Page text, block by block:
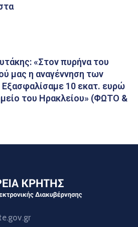
«Στον πυρήνα του
μας η αναγέννηση των
10 εκατ. ευρώ
του Ηρακλείου» (ΦΩΤΟ &